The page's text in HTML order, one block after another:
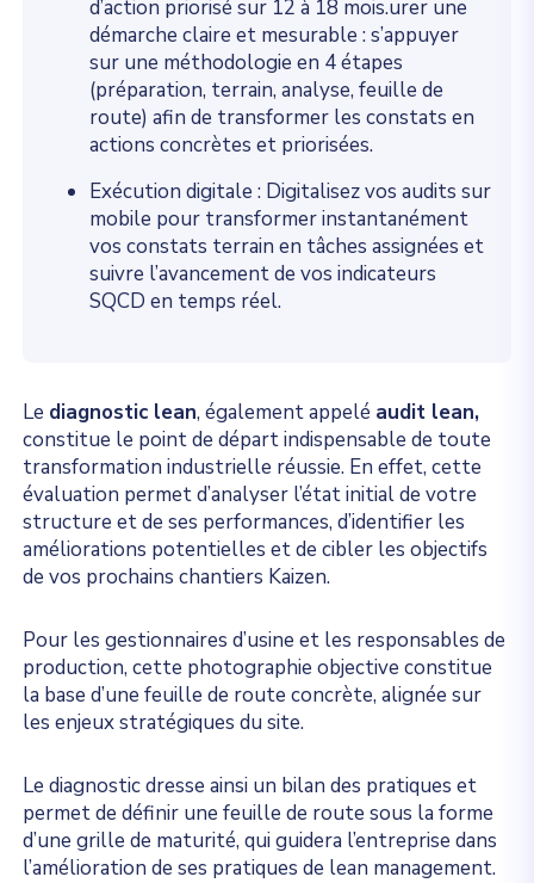
d’action priorisé sur 12 à 18 mois.urer une
démarche claire et mesurable : s’appuyer
sur une méthodologie en 4 étapes
(préparation, terrain, analyse, feuille de
route) afin de transformer les constats en
actions concrètes et priorisées.
Exécution digitale : Digitalisez vos audits sur
mobile pour transformer instantanément
vos constats terrain en tâches assignées et
suivre l’avancement de vos indicateurs
SQCD en temps réel.
Le diagnostic lean, également appelé audit lean,
constitue le point de départ indispensable de toute
transformation industrielle réussie. En effet, cette
évaluation permet d’analyser l’état initial de votre
structure et de ses performances, d’identifier les
améliorations potentielles et de cibler les objectifs
de vos prochains chantiers Kaizen.
Pour les gestionnaires d’usine et les responsables de
production, cette photographie objective constitue
la base d’une feuille de route concrète, alignée sur
les enjeux stratégiques du site.
Le diagnostic dresse ainsi un bilan des pratiques et
permet de définir une feuille de route sous la forme
d’une grille de maturité, qui guidera l’entreprise dans
l’amélioration de ses pratiques de lean management.